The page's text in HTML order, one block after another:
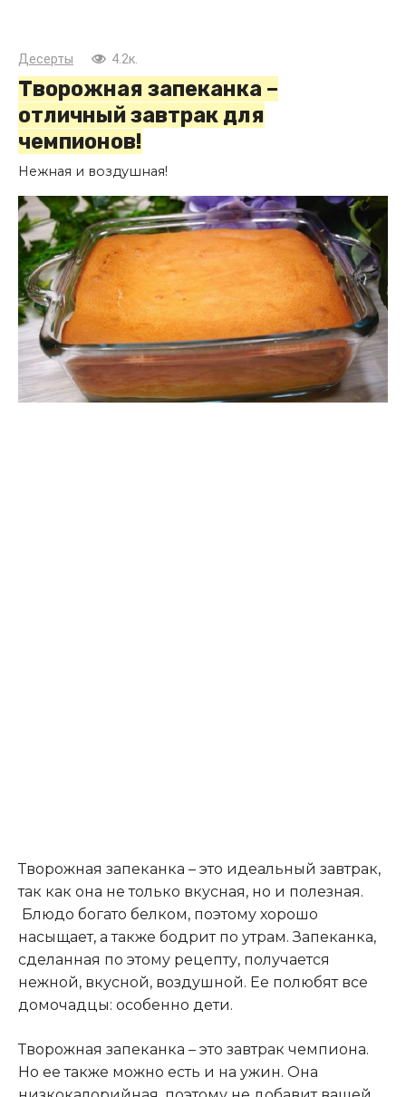
Десерты 4.2к.
Творожная запеканка –
отличный завтрак для
чемпионов!
Нежная и воздушная!
Творожная запеканка – это идеальный завтрак,
так как она не только вкусная, но и полезная.
Блюдо богато белком, поэтому хорошо
насыщает, а также бодрит по утрам. Запеканка,
сделанная по этому рецепту, получается
нежной, вкусной, воздушной. Ее полюбят все
домочадцы: особенно дети.
Творожная запеканка – это завтрак чемпиона.
Но ее также можно есть и на ужин. Она